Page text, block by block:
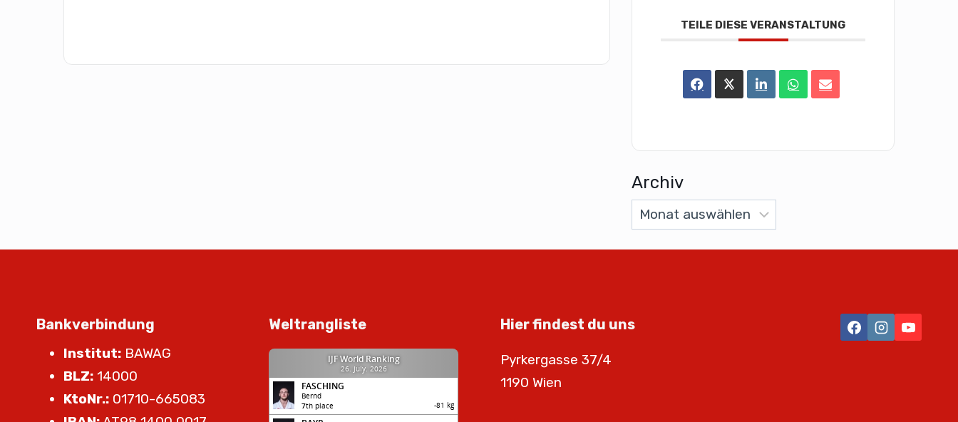
TEILE DIESE VERANSTALTUNG
Archiv
Bankverbindung
Institut: BAWAG
BLZ: 14000
KtoNr.: 01710-665083
Weltrangliste Hier findest du uns
Pyrkergasse 37/4
1190 Wien